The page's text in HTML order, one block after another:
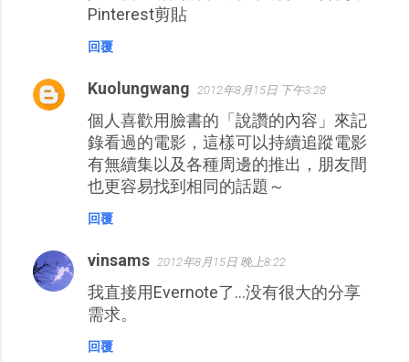
Pinterest剪貼
回覆
Kuolungwang 2012年8月15日 下午3:28
個人喜歡用臉書的「說讚的內容」來記
錄看過的電影，這樣可以持續追蹤電影
有無續集以及各種周邊的推出，朋友間
也更容易找到相同的話題～
回覆
vinsams 2012年8月15日 晚上8:22
我直接用Evernote了…没有很大的分享
需求。
回覆